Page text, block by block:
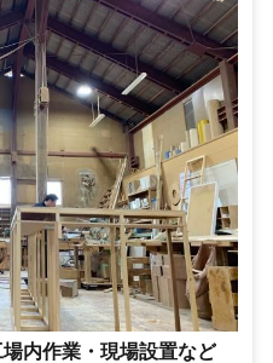
内作業・現場設置など